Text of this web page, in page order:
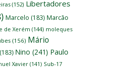
(152) Libertadores
Marcelo (183) Marcão
de Xerém (144) moleques
(156) Mário
(183) Nino (241) Paulo
Xavier (141) Sub-17